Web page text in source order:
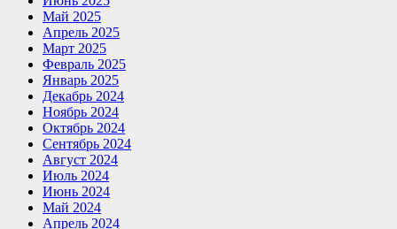
Май 2025
Апрель 2025
Март 2025
Февраль 2025
Январь 2025
Декабрь 2024
Ноябрь 2024
Октябрь 2024
Сентябрь 2024
Август 2024
Июль 2024
Июнь 2024
Май 2024
Апрель 2024